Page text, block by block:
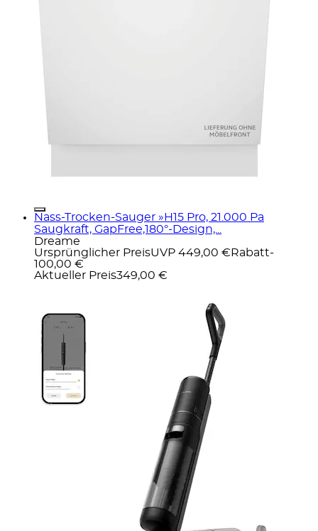
Nass-Trocken-Sauger »H15 Pro, 21.000 Pa
Saugkraft, GapFree,180°-Design,...
Dreame
Ursprünglicher PreisUVP 449,00 € Rabatt-
100,00 €
Aktueller Preis349,00 €